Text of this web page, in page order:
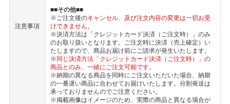
注意事項
■■その他■■
※ご注文後のキャンセル、及び注文内容の変更は一切お受
けできません。
※決済方法は「クレジットカード決済（ご注文時）」のみ
のお取り扱いとなります。ご注文時に決済（売上確定）い
たしますので、商品お届け前にご請求が発生いたします。
※ 同じ決済方法「クレジットカード決済（ご注文時）」の
商品とのみ、一緒にご注文可能です。
※納期の異なる商品を同時にご注文いただいた場合、納期
の一番遅い商品に合わせてお届けいたします。分割発送は
承っておりませんのでご注意ください。
※掲載画像はイメージのため、実際の商品と異なる場合が